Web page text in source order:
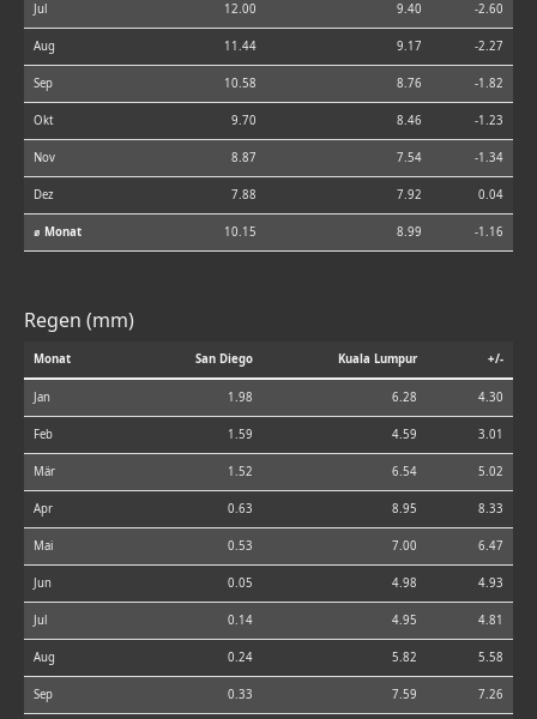
Jul 12.00 9.40 -2.60
Aug 11.44 9.17 -2.27
Sep 10.58 8.76 -1.82
Okt 9.70 8.46 -1.23
Nov 8.87 7.54 -1.34
Dez 7.88 7.92 0.04
⌀ Monat 10.15 8.99 -1.16
Regen (mm)
Monat San Diego Kuala Lumpur +/-
Jan 1.98 6.28 4.30
Feb 1.59 4.59 3.01
Mär 1.52 6.54 5.02
Apr 0.63 8.95 8.33
Mai 0.53 7.00 6.47
Jun 0.05 4.98 4.93
Jul 0.14 4.95 4.81
Aug 0.24 5.82 5.58
Sep 0.33 7.59 7.26